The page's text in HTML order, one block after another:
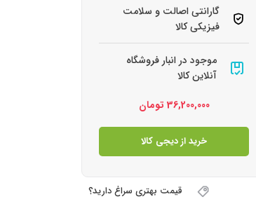
گارانتی اصالت و سلامت
فیزیکی کالا
موجود در انبار فروشگاه
آنلاین کالا
36,200,000 تومان
خرید از دیجی کالا
قیمت بهتری سراغ دارید؟